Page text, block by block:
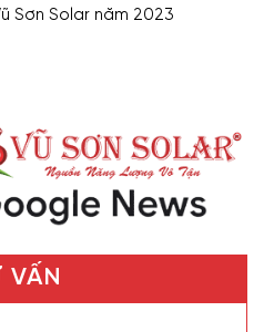
Sơn Solar năm 2023
VẤN